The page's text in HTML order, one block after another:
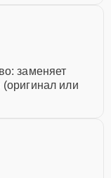
заменяет
или